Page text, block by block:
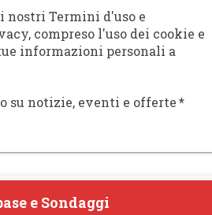
Termini d'uso e
compreso l'uso dei cookie e
informazioni personali a
su notizie, eventi e offerte*
e Sondaggi